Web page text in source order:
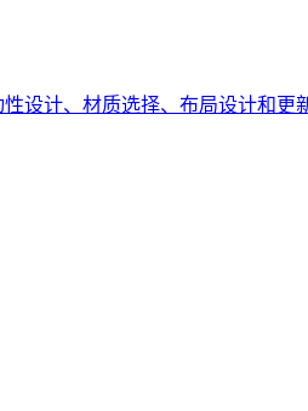
设计、材质选择、布局设计和更